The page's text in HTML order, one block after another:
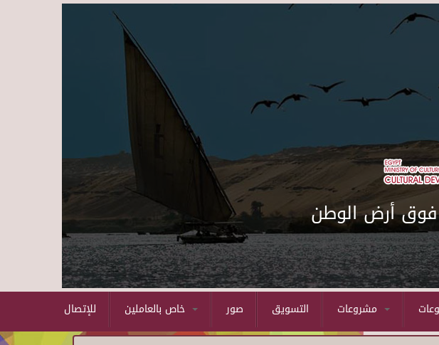
Skip to main content
فوق أرض الوطن
للإتصال صور التسويق